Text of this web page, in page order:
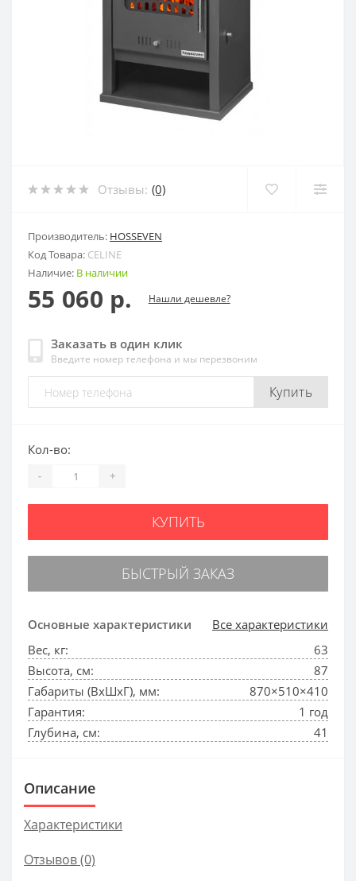
Отзывы: (0)
Производитель: HOSSEVEN
Код Товара: CELINE
Наличие: В наличии
55 060 р. Нашли дешевле?
Заказать в один клик
Введите номер телефона и мы перезвоним
Купить
Основные характеристики
Все характеристики
Вес, кг:
63
Высота, см:
87
Габариты (ВхШхГ), мм:
870×510×410
Гарантия:
1 год
Глубина, см:
41
Кол-во:
- +
КУПИТЬ
БЫСТРЫЙ ЗАКАЗ
Описание
Характеристики
Отзывов (0)